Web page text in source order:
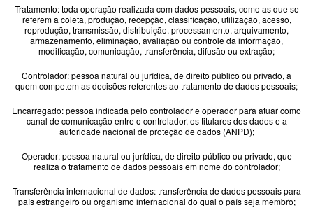
Ação Social
Volvo
Tecnologia
Tendência
Autorizo o
Grupo Dimas a armazenar meus dados pessoais para
enviar campanhas de marketing e informações sobre a
empresa nos canais: Telefone, Email e SMS.
Tratamento: toda operação realizada com dados pessoais, como as que se
referem a coleta, produção, recepção, classificação, utilização, acesso,
reprodução, transmissão, distribuição, processamento, arquivamento,
armazenamento, eliminação, avaliação ou controle da informação,
modificação, comunicação, transferência, difusão ou extração;
Controlador: pessoa natural ou jurídica, de direito público ou privado, a
quem competem as decisões referentes ao tratamento de dados pessoais;
Encarregado: pessoa indicada pelo controlador e operador para atuar como
canal de comunicação entre o controlador, os titulares dos dados e a
autoridade nacional de proteção de dados (ANPD);
Operador: pessoa natural ou jurídica, de direito público ou privado, que
realiza o tratamento de dados pessoais em nome do controlador;
Transferência internacional de dados: transferência de dados pessoais para
país estrangeiro ou organismo internacional do qual o país seja membro;